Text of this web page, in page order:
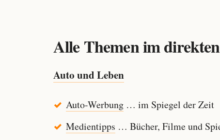
Alle Themen im
Auto und Leben
Auto-Werbung… im Spiegel der Zeit
Medientipps … Bücher, Filme und